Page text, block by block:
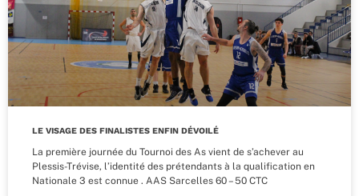
LE VISAGE DES FINALISTES ENFIN DÉVOILÉ
La première journée du Tournoi des As vient de s’achever au
Plessis-Trévise, l’identité des prétendants à la qualification en
Nationale 3 est connue . AAS Sarcelles 60 – 50 CTC